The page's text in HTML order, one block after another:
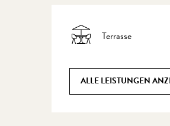
Terrasse
ALLE LEISTUNGEN